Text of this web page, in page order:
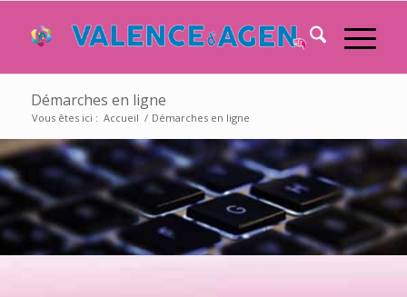
Démarches en ligne
Vous êtes ici : Accueil / Démarches en ligne